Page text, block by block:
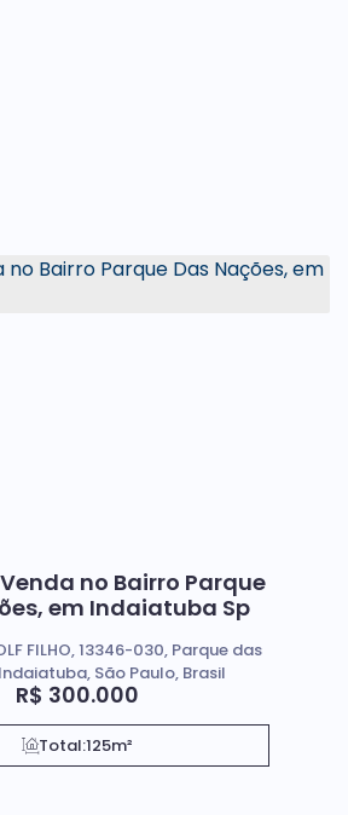
no Bairro Parque
em Indaiatuba Sp
R$ 300.000
FILHO, 13346-030, Parque das
São Paulo, Brasil
Total:125m²